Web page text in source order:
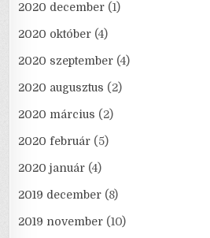
2020 december (1)
2020 október (4)
2020 szeptember (4)
2020 augusztus (2)
2020 március (2)
2020 február (5)
2020 január (4)
2019 december (8)
2019 november (10)